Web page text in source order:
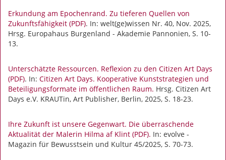
Erkundung am Epochenrand. Zu tieferen Quellen von
Zukunftsfähigkeit (PDF). In: welt(ge)wissen Nr. 40, Nov. 2025,
Hrsg. Europahaus Burgenland - Akademie Pannonien, S. 10-
13.
Unterschätzte Ressourcen. Reflexion zu den Citizen Art Days
(PDF). In: Citizen Art Days. Kooperative Kunststrategien und
Beteiligungsformate im öffentlichen Raum. Hrsg. Citizen Art
Days e.V. KRAUTin, Art Publisher, Berlin, 2025, S. 18-23.
Ihre Zukunft ist unsere Gegenwart. Die überraschende
Aktualität der Malerin Hilma af Klint (PDF). In: evolve -
Magazin für Bewusstsein und Kultur 45/2025, S. 70-73.